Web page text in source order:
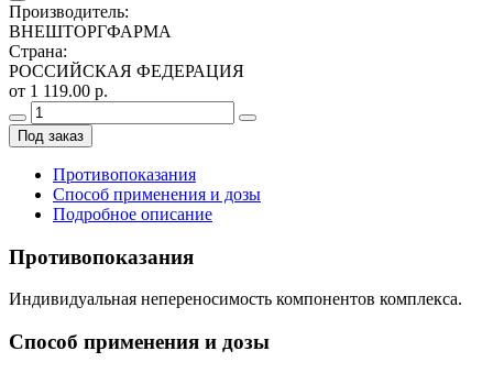
Производитель:
ВНЕШТОРГФАРМА
Страна:
РОССИЙСКАЯ ФЕДЕРАЦИЯ
от 1 119.00 р.
Под заказ
Противопоказания
Способ применения и дозы
Подробное описание
Противопоказания
Индивидуальная непереносимость компонентов комплекса.
Способ применения и дозы